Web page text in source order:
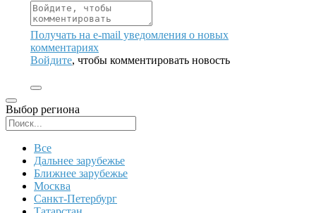
Получать на e‑mail уведомления о новых
комментариях
Войдите, чтобы комментировать новость
Выбор региона
Все
Дальнее зарубежье
Ближнее зарубежье
Москва
Санкт-Петербург